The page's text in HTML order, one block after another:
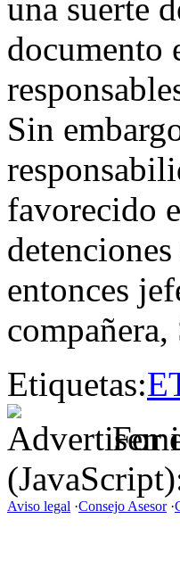
una suerte
documento
Sin
favorecido
entonces
Etiquetas:
For
Aviso legal ·Consejo Asesor·